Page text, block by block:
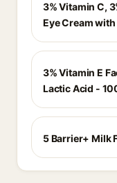
3% Vitamin C,
Eye Cream
3% Vitamin E
Lactic Acid -
5 Barrier+ Milk